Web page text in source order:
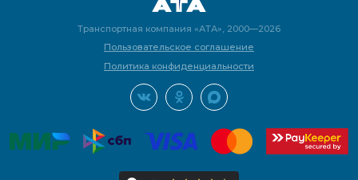
Транспортная компания «АТА», 2000—2026
Пользовательское соглашение
Политика конфиденциальности